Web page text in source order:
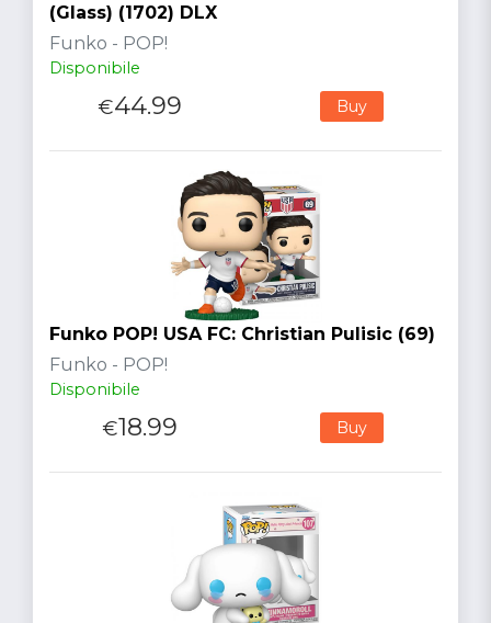
(Glass) (1702) DLX
Funko - POP!
Disponibile
€44.99 Buy
Funko POP! USA FC: Christian Pulisic (69)
Funko - POP!
Disponibile
€18.99 Buy